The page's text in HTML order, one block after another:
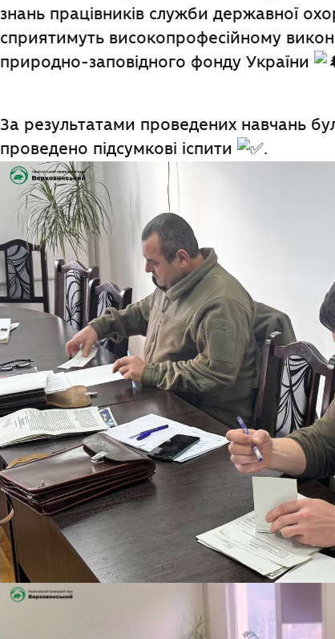
знань працівників служби державної
сприятимуть високопрофесійному
природно-заповідного фонду України
За результатами проведених навчань
проведено підсумкові іспити
.